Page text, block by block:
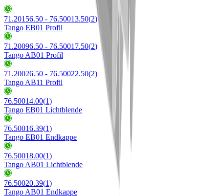
71.20156.50 - 76.50013.50(2)
Tango EB01 Profil
71.20096.50 - 76.50017.50(2)
Tango AB01 Profil
71.20026.50 - 76.50022.50(2)
Tango AB11 Profil
76.50014.00(1)
Tango EB01 Lichtblende
76.50016.39(1)
Tango EB01 Endkappe
76.50018.00(1)
Tango AB01 Lichtblende
76.50020.39(1)
Tango AB01 Endkappe